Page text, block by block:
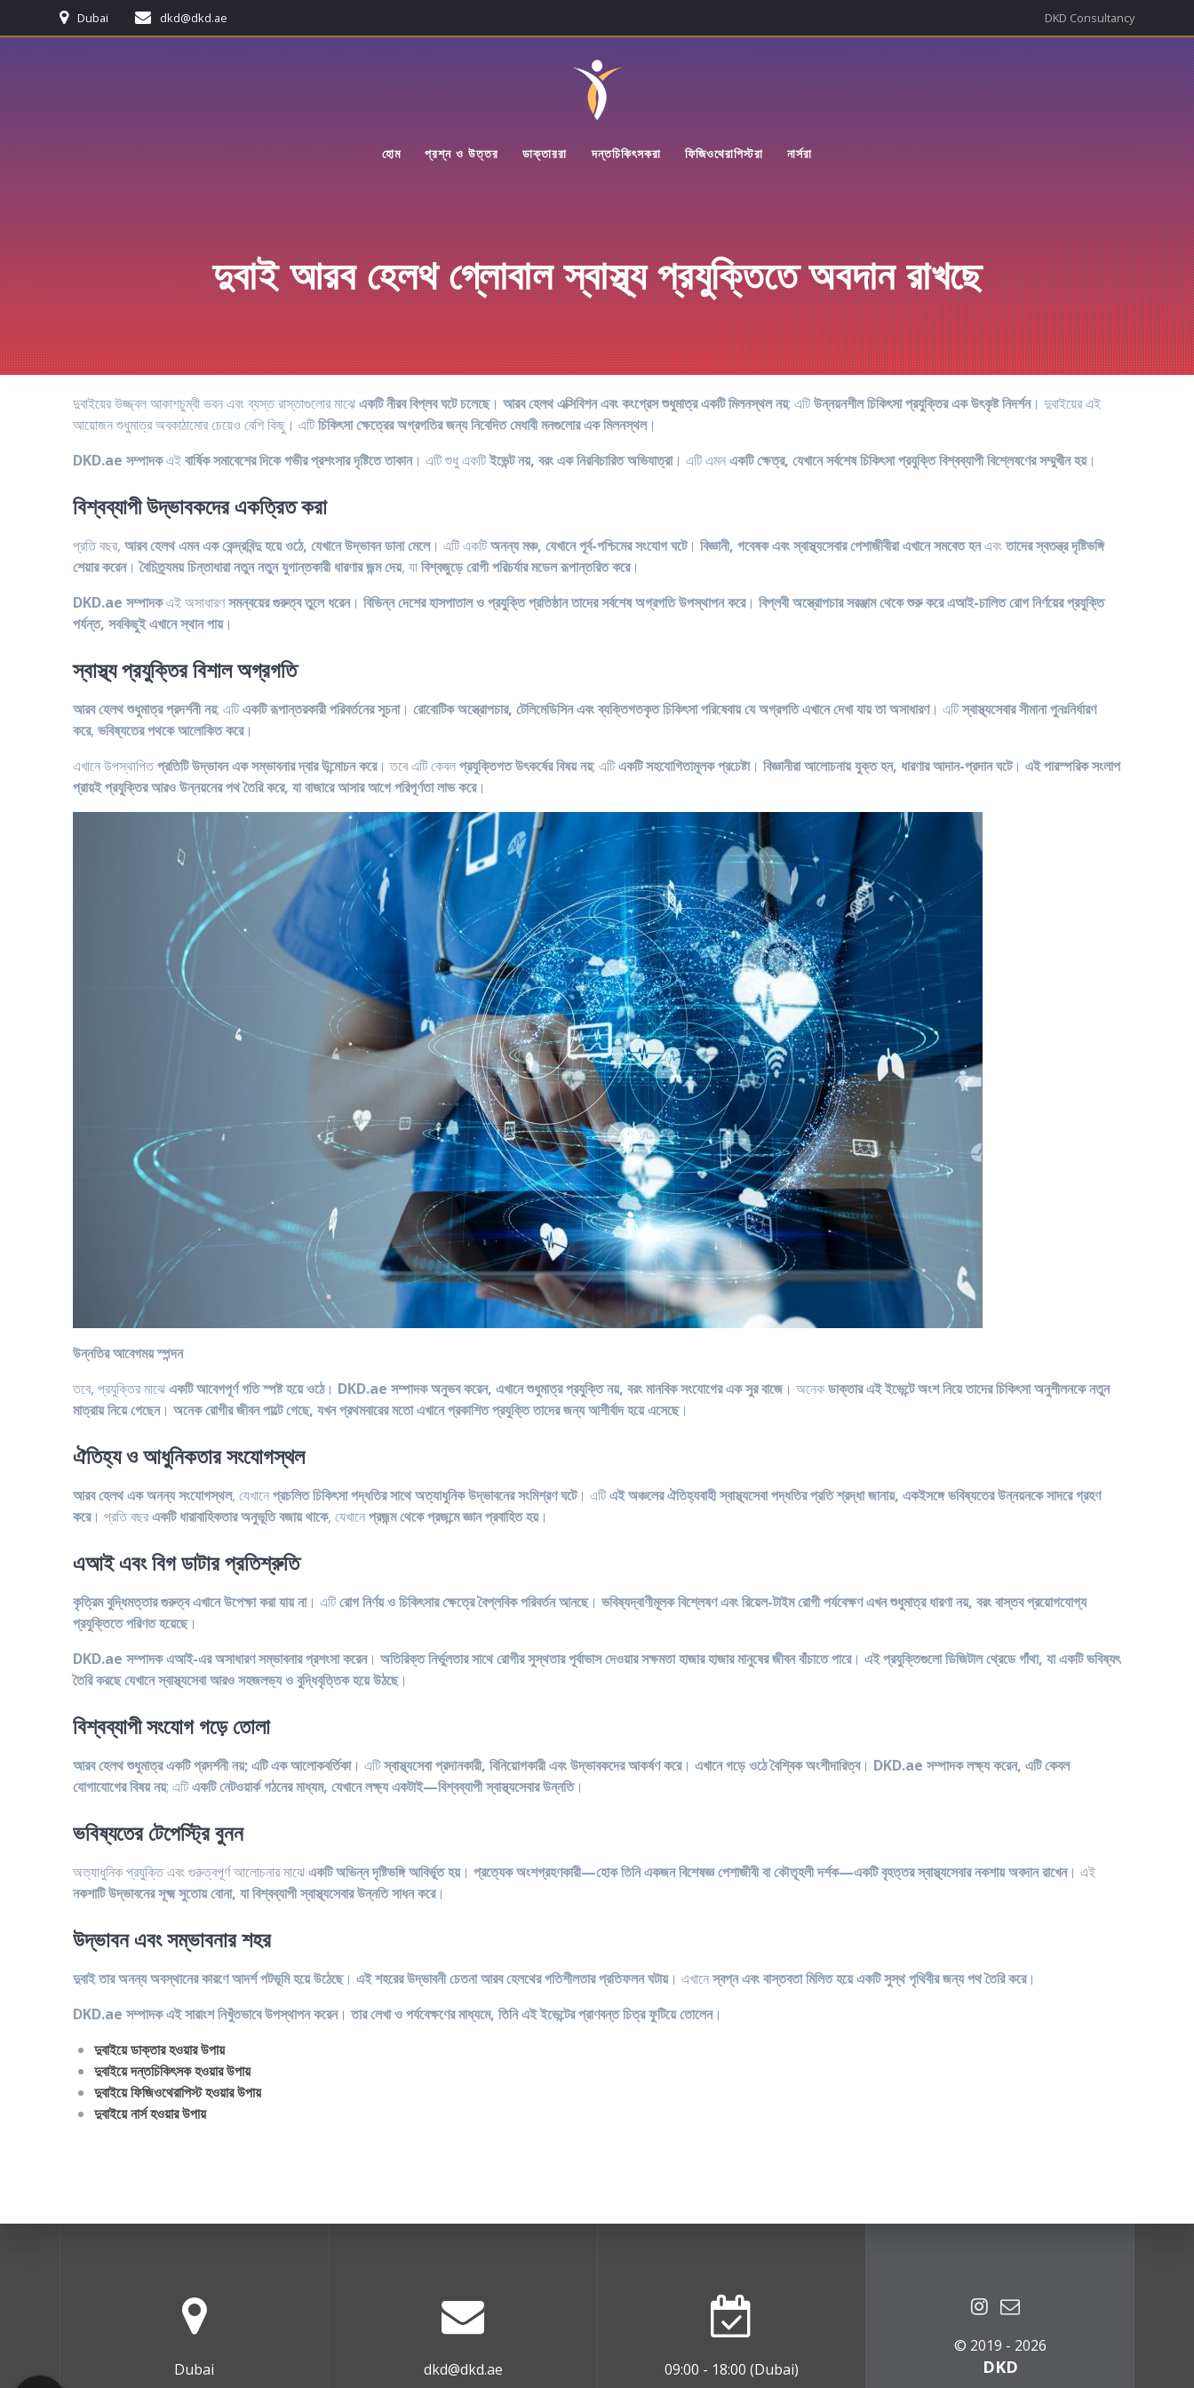
to
content
Dubai dkd@dkd.ae DKD Consultancy
হোম প্রশ্ন ও উত্তর ডাক্তাররা দন্তচিকিৎসকরা ফিজিওথেরাপিস্টরা নার্সরা
দুবাই আরব হেলথ গ্লোবাল স্বাস্থ্য প্রযুক্তিতে অবদান রাখছে
দুবাইয়ের উজ্জ্বল আকাশচুম্বী ভবন এবং ব্যস্ত রাস্তাগুলোর মাঝেএকটি নীরব বিপ্লব ঘটে চলেছে।আরব হেলথ এক্সিবিশন এবং কংগ্রেস শুধুমাত্র একটি মিলনস্থল নয়; এটিউন্নয়নশীল চিকিৎসা প্রযুক্তির এক উৎকৃষ্ট নিদর্শন। দুবাইয়ের এই
আয়োজন শুধুমাত্র অবকাঠামোর চেয়েও বেশি কিছু। এটিচিকিৎসা ক্ষেত্রের অগ্রগতির জন্য নিবেদিত মেধাবী মনগুলোর এক মিলনস্থল।
DKD.ae সম্পাদকএইবার্ষিক সমাবেশের দিকে গভীর প্রশংসার দৃষ্টিতে তাকান। এটি শুধু একটিইভেন্ট নয়, বরং এক নিরবিচারিত অভিযাত্রা। এটি এমনএকটি ক্ষেত্র, যেখানে সর্বশেষ চিকিৎসা প্রযুক্তি বিশ্বব্যাপী বিশ্লেষণের সম্মুখীন হয়।
বিশ্বব্যাপী উদ্ভাবকদের একত্রিত করা
প্রতি বছর,আরব হেলথ এমন এক কেন্দ্রবিন্দু হয়ে ওঠে, যেখানে উদ্ভাবন ডানা মেলে। এটি একটিঅনন্য মঞ্চ, যেখানে পূর্ব-পশ্চিমের সংযোগ ঘটে।বিজ্ঞানী, গবেষক এবং স্বাস্থ্যসেবার পেশাজীবীরা এখানে সমবেত হনএবংতাদের স্বতন্ত্র দৃষ্টিভঙ্গি
শেয়ার করেন।বৈচিত্র্যময় চিন্তাধারা নতুন নতুন যুগান্তকারী ধারণার জন্ম দেয়, যাবিশ্বজুড়ে রোগী পরিচর্যার মডেল রূপান্তরিত করে।
DKD.ae সম্পাদকএই অসাধারণসমন্বয়ের গুরুত্ব তুলে ধরেন।বিভিন্ন দেশের হাসপাতাল ও প্রযুক্তি প্রতিষ্ঠান তাদের সর্বশেষ অগ্রগতি উপস্থাপন করে।বিপ্লবী অস্ত্রোপচার সরঞ্জাম থেকে শুরু করে এআই-চালিত রোগ নির্ণয়ের প্রযুক্তি
পর্যন্ত, সবকিছুই এখানে স্থান পায়।
স্বাস্থ্য প্রযুক্তির বিশাল অগ্রগতি
আরব হেলথ শুধুমাত্র প্রদর্শনী নয়; এটিএকটি রূপান্তরকারী পরিবর্তনের সূচনা।রোবোটিক অস্ত্রোপচার, টেলিমেডিসিন এবং ব্যক্তিগতকৃত চিকিৎসা পরিষেবায় যে অগ্রগতি এখানে দেখা যায় তা অসাধারণ। এটিস্বাস্থ্যসেবার সীমানা পুনঃনির্ধারণ
করে,ভবিষ্যতের পথকে আলোকিত করে।
এখানে উপস্থাপিতপ্রতিটি উদ্ভাবন এক সম্ভাবনার দ্বার উন্মোচন করে। তবে এটি কেবলপ্রযুক্তিগত উৎকর্ষের বিষয় নয়; এটিএকটি সহযোগিতামূলক প্রচেষ্টা।বিজ্ঞানীরা আলোচনায় যুক্ত হন, ধারণার আদান-প্রদান ঘটে।এই পারস্পরিক সংলাপ
প্রায়ই প্রযুক্তির আরও উন্নয়নের পথ তৈরি করে, যা বাজারে আসার আগে পরিপূর্ণতা লাভ করে।
উন্নতির আবেগময় স্পন্দন
তবে, প্রযুক্তির মাঝেএকটি আবেগপূর্ণ গতি স্পষ্ট হয়ে ওঠে। DKD.ae সম্পাদক অনুভব করেন, এখানে শুধুমাত্র প্রযুক্তি নয়, বরং মানবিক সংযোগের এক সুর বাজে। অনেকডাক্তার এই ইভেন্টে অংশ নিয়ে তাদের চিকিৎসা অনুশীলনকে নতুন
মাত্রায় নিয়ে গেছেন।অনেক রোগীর জীবন পাল্টে গেছে, যখন প্রথমবারের মতো এখানে প্রকাশিত প্রযুক্তি তাদের জন্য আশীর্বাদ হয়ে এসেছে।
ঐতিহ্য ও আধুনিকতার সংযোগস্থল
আরব হেলথ এক অনন্য সংযোগস্থল, যেখানেপ্রচলিত চিকিৎসা পদ্ধতির সাথে অত্যাধুনিক উদ্ভাবনের সংমিশ্রণ ঘটে। এটিএই অঞ্চলের ঐতিহ্যবাহী স্বাস্থ্যসেবা পদ্ধতির প্রতি শ্রদ্ধা জানায়, একইসঙ্গে ভবিষ্যতের উন্নয়নকে সাদরে গ্রহণ
করে। প্রতি বছরএকটি ধারাবাহিকতার অনুভূতি বজায় থাকে, যেখানেপ্রজন্ম থেকে প্রজন্মে জ্ঞান প্রবাহিত হয়।
এআই এবং বিগ ডাটার প্রতিশ্রুতি
কৃত্রিম বুদ্ধিমত্তার গুরুত্ব এখানে উপেক্ষা করা যায় না। এটিরোগ নির্ণয় ও চিকিৎসার ক্ষেত্রে বৈপ্লবিক পরিবর্তন আনছে।ভবিষ্যদ্বাণীমূলক বিশ্লেষণ এবং রিয়েল-টাইম রোগী পর্যবেক্ষণ এখন শুধুমাত্র ধারণা নয়, বরং বাস্তব প্রয়োগযোগ্য
প্রযুক্তিতে পরিণত হয়েছে।
DKD.ae সম্পাদকএআই-এর অসাধারণ সম্ভাবনার প্রশংসা করেন।অতিরিক্ত নির্ভুলতার সাথে রোগীর সুস্থতার পূর্বাভাস দেওয়ার সক্ষমতা হাজার হাজার মানুষের জীবন বাঁচাতে পারে।এই প্রযুক্তিগুলো ডিজিটাল থ্রেডে গাঁথা, যা একটি ভবিষ্যৎ
তৈরি করছে যেখানে স্বাস্থ্যসেবা আরও সহজলভ্য ও বুদ্ধিবৃত্তিক হয়ে উঠছে।
বিশ্বব্যাপী সংযোগ গড়ে তোলা
আরব হেলথ শুধুমাত্র একটি প্রদর্শনী নয়; এটি এক আলোকবর্তিকা। এটিস্বাস্থ্যসেবা প্রদানকারী, বিনিয়োগকারী এবং উদ্ভাবকদের আকর্ষণ করে।এখানে গড়ে ওঠে বৈশ্বিক অংশীদারিত্ব। DKD.ae সম্পাদক লক্ষ্য করেন, এটি কেবল
যোগাযোগের বিষয় নয়; এটিএকটি নেটওয়ার্ক গঠনের মাধ্যম, যেখানে লক্ষ্য একটাই—বিশ্বব্যাপী স্বাস্থ্যসেবার উন্নতি।
ভবিষ্যতের টেপেস্ট্রি বুনন
অত্যাধুনিক প্রযুক্তি এবং গুরুত্বপূর্ণ আলোচনার মাঝেএকটি অভিন্ন দৃষ্টিভঙ্গি আবির্ভূত হয়।প্রত্যেক অংশগ্রহণকারী—হোক তিনি একজন বিশেষজ্ঞ পেশাজীবী বা কৌতূহলী দর্শক—একটি বৃহত্তর স্বাস্থ্যসেবার নকশায় অবদান রাখেন। এই
নকশাটি উদ্ভাবনের সূক্ষ্ম সুতোয় বোনা, যা বিশ্বব্যাপী স্বাস্থ্যসেবার উন্নতি সাধন করে।
উদ্ভাবন এবং সম্ভাবনার শহর
দুবাই তার অনন্য অবস্থানের কারণে আদর্শ পটভূমি হয়ে উঠেছে।এই শহরের উদ্ভাবনী চেতনা আরব হেলথের গতিশীলতার প্রতিফলন ঘটায়। এখানেস্বপ্ন এবং বাস্তবতা মিলিত হয়ে একটি সুস্থ পৃথিবীর জন্য পথ তৈরি করে।
DKD.ae সম্পাদক এই সারাংশ নিখুঁতভাবে উপস্থাপন করেন।তার লেখা ও পর্যবেক্ষণের মাধ্যমে, তিনি এই ইভেন্টের প্রাণবন্ত চিত্র ফুটিয়ে তোলেন।
দুবাইয়ে ডাক্তার হওয়ার উপায়
দুবাইয়ে দন্তচিকিৎসক হওয়ার উপায়
দুবাইয়ে ফিজিওথেরাপিস্ট হওয়ার উপায়
দুবাইয়ে নার্স হওয়ার উপায়
Dubai dkd@dkd.ae 09:00 - 18:00 (Dubai)
© 2019 - 2026
DKD